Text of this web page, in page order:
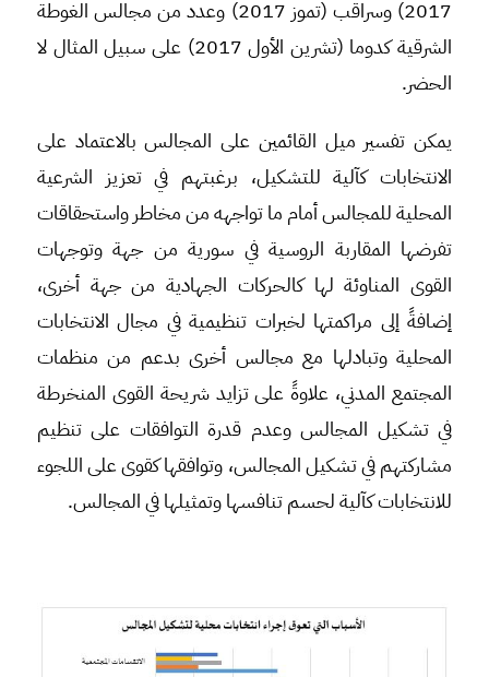
2017) وسراقب (تموز 2017) وعدد من مجالس الغوطة
الشرقية كدوما (تشرين الأول 2017) على سبيل المثال لا
الحضر.
يمكن تفسير ميل القائمين على المجالس بالاعتماد على
الانتخابات كآلية للتشكيل، برغبتهم في تعزيز الشرعية
المحلية للمجالس أمام ما تواجهه من مخاطر واستحقاقات
تفرضها المقاربة الروسية في سورية من جهة وتوجهات
القوى المناوئة لها كالحركات الجهادية من جهة أخرى،
إضافةً إلى مراكمتها لخبرات تنظيمية في مجال الانتخابات
المحلية وتبادلها مع مجالس أخرى بدعم من منظمات
المجتمع المدني، علاوةً على تزايد شريحة القوى المنخرطة
في تشكيل المجالس وعدم قدرة التوافقات على تنظيم
مشاركتهم في تشكيل المجالس، وتوافقها كقوى على اللجوء
للانتخابات كآلية لحسم تنافسها وتمثيلها في المجالس.